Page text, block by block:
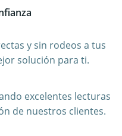
y sin rodeos a tus
solución para ti.
excelentes lecturas
de nuestros clientes.